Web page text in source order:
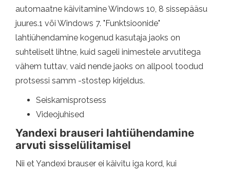
automaatne käivitamine Windows 10, 8 sissepääsu
juures.1 või Windows 7. "Funktsioonide"
lahtiühendamine kogenud kasutaja jaoks on
suhteliselt lihtne, kuid sageli inimestele arvutitega
vähem tuttav, vaid nende jaoks on allpool toodud
protsessi samm -stostep kirjeldus.
Seiskamisprotsess
Videojuhised
Yandexi brauseri lahtiühendamine
arvuti sisselülitamisel
Nii et Yandexi brauser ei käivitu iga kord, kui